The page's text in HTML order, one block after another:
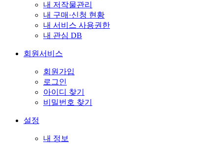
내 저작물관리
내 구매·신청 현황
내 서비스 사용권한
내 관심 DB
회원서비스
회원가입
로그인
아이디 찾기
비밀번호 찾기
설정
내 정보